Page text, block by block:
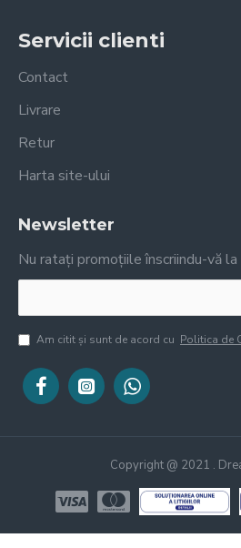
Servicii clienti
Contact
Livrare
Retur
Harta site-ului
Newsletter
Nu ratați promoțiile înscriindu-vă
Am citit şi sunt de acord cu Politica de
Copyright @ 2021 .